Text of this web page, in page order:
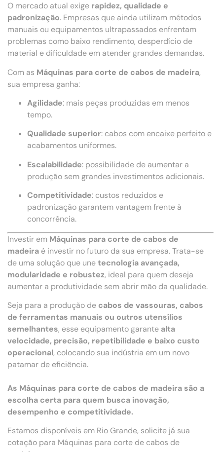
O mercado atual exige rapidez, qualidade e
padronização. Empresas que ainda utilizam métodos
manuais ou equipamentos ultrapassados enfrentam
problemas como baixo rendimento, desperdício de
material e dificuldade em atender grandes demandas.
Com as Máquinas para corte de cabos de madeira,
sua empresa ganha:
Agilidade: mais peças produzidas em menos
tempo.
Qualidade superior: cabos com encaixe perfeito e
acabamentos uniformes.
Escalabilidade: possibilidade de aumentar a
produção sem grandes investimentos adicionais.
Competitividade: custos reduzidos e
padronização garantem vantagem frente à
concorrência.
Investir em Máquinas para corte de cabos de
madeira é investir no futuro da sua empresa. Trata-se
de uma solução que unetecnologia avançada,
modularidade e robustez, ideal para quem deseja
aumentar a produtividade sem abrir mão da qualidade.
Seja para a produção de cabos de vassouras, cabos
de ferramentas manuais ou outros utensílios
semelhantes, esse equipamento garante alta
velocidade, precisão, repetibilidade e baixo custo
operacional, colocando sua indústria em um novo
patamar de eficiência.
As Máquinas para corte de cabos de madeira são a
escolha certa para quem busca inovação,
desempenho e competitividade.
Estamos disponíveis em Rio Grande, solicite já sua
cotação para Máquinas para corte de cabos de